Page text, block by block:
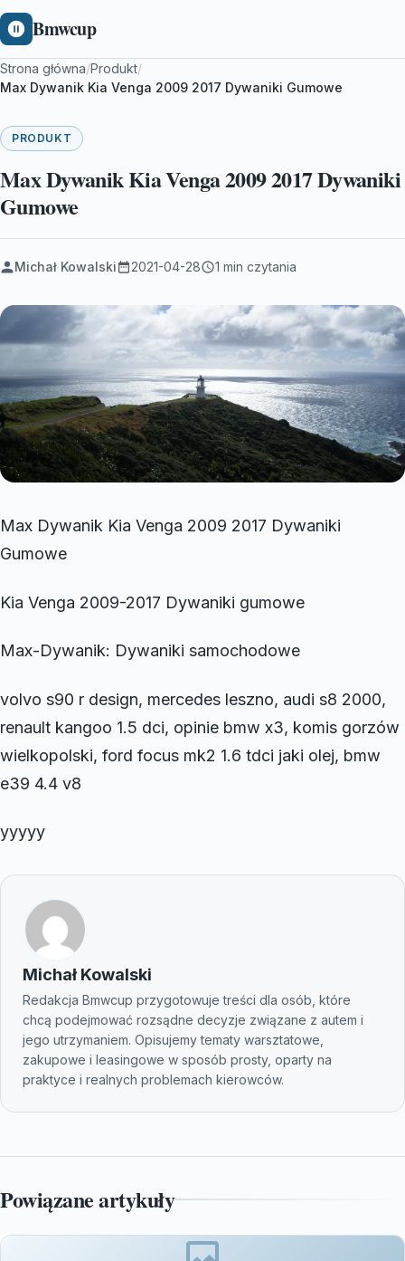
Bmwcup
Strona główna/Produkt/
Max Dywanik Kia Venga 2009 2017 Dywaniki Gumowe
PRODUKT
Max Dywanik Kia Venga 2009 2017 Dywaniki
Gumowe
Michał Kowalski 2021-04-28 1 min czytania
Max Dywanik Kia Venga 2009 2017 Dywaniki
Gumowe
Kia Venga 2009-2017 Dywaniki gumowe
Max-Dywanik: Dywaniki samochodowe
volvo s90 r design, mercedes leszno, audi s8 2000,
renault kangoo 1.5 dci, opinie bmw x3, komis gorzów
wielkopolski, ford focus mk2 1.6 tdci jaki olej, bmw
e39 4.4 v8
yyyyy
Michał Kowalski
Redakcja Bmwcup przygotowuje treści dla osób, które
chcą podejmować rozsądne decyzje związane z autem i
jego utrzymaniem. Opisujemy tematy warsztatowe,
zakupowe i leasingowe w sposób prosty, oparty na
praktyce i realnych problemach kierowców.
Powiązane artykuły